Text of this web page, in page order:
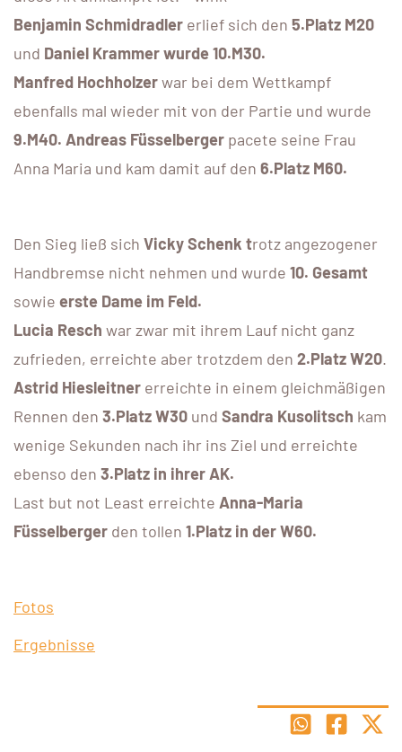
Benjamin Schmidradler erlief sich den 5.Platz M20
und Daniel Krammer wurde 10.M30.
Manfred Hochholzerwar bei dem Wettkampf
ebenfalls mal wieder mit von der Partie und wurde
9.M40. Andreas Füsselberger pacete seine Frau
Anna Maria und kam damit auf den 6.Platz M60.
Den Sieg ließ sich Vicky Schenk trotz angezogener
Handbremse nicht nehmen und wurde 10. Gesamt
sowie erste Dame im Feld.
Lucia Resch war zwar mit ihrem Lauf nicht ganz
zufrieden, erreichte aber trotzdem den 2.Platz W20.
Astrid Hiesleitner erreichte in einem gleichmäßigen
Rennen den 3.Platz W30 und Sandra Kusolitsch kam
wenige Sekunden nach ihr ins Ziel und erreichte
ebenso den 3.Platz in ihrer AK.
Last but not Least erreichte Anna-Maria
Füsselberger den tollen 1.Platz in der W60.
Fotos
Ergebnisse